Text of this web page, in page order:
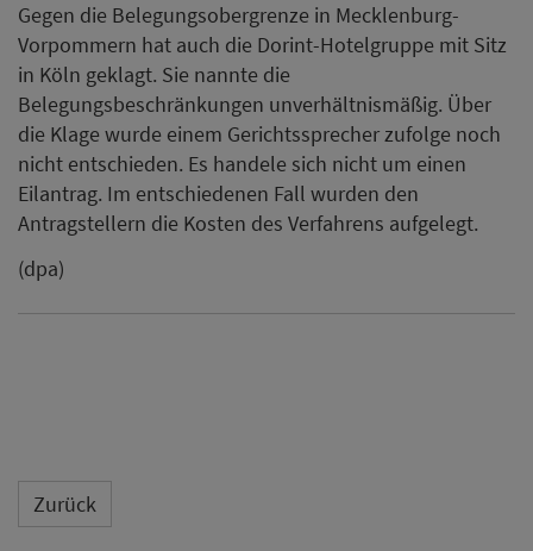
Gegen die Belegungsobergrenze in Mecklenburg-
Vorpommern hat auch die Dorint-Hotelgruppe mit Sitz
in Köln geklagt. Sie nannte die
Belegungsbeschränkungen unverhältnismäßig. Über
die Klage wurde einem Gerichtssprecher zufolge noch
nicht entschieden. Es handele sich nicht um einen
Eilantrag. Im entschiedenen Fall wurden den
Antragstellern die Kosten des Verfahrens aufgelegt.
(dpa)
Zurück